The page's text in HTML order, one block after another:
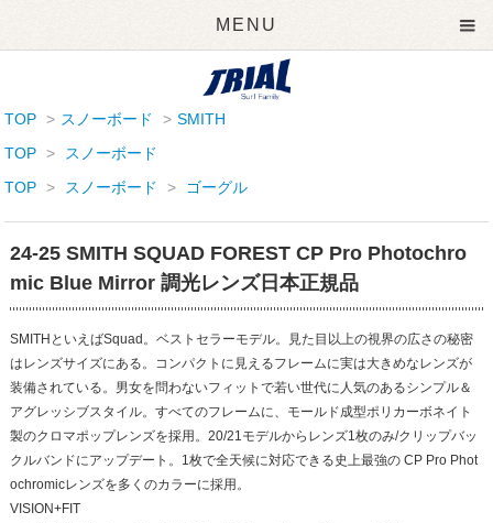
MENU
TOP > スノーボード > SMITH
TOP >
スノーボード
TOP > スノーボード > ゴーグル
24-25 SMITH SQUAD FOREST CP Pro Photochro
mic Blue Mirror 調光レンズ日本正規品
SMITHといえばSquad。ベストセラーモデル。見た目以上の視界の広さの秘密
はレンズサイズにある。コンパクトに見えるフレームに実は大きめなレンズが
装備されている。男女を問わないフィットで若い世代に人気のあるシンプル＆
アグレッシブスタイル。すべてのフレームに、モールド成型ポリカーボネイト
製のクロマポップレンズを採用。20/21モデルからレンズ1枚のみ/クリップバッ
クルバンドにアップデート。1枚で全天候に対応できる史上最強の CP Pro Phot
ochromicレンズを多くのカラーに採用。
VISION+FIT